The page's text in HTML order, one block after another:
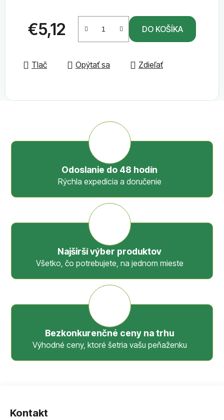
€5,12
Jednotková cena:
DO KOŠÍKA
Tlač Opýtať sa Zdieľať
Odoslanie do 48 hodín
Rýchla expedícia a doručenie
Najširší výber produktov
Všetko, čo potrebujete, na jednom mieste
Bezkonkurenčné ceny na trhu
Výhodné ceny, ktoré šetria vašu peňaženku
Kontakt